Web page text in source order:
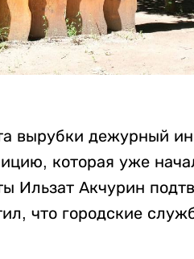
вырубки дежурный
которая уже
Ильзат Акчурин
что городские